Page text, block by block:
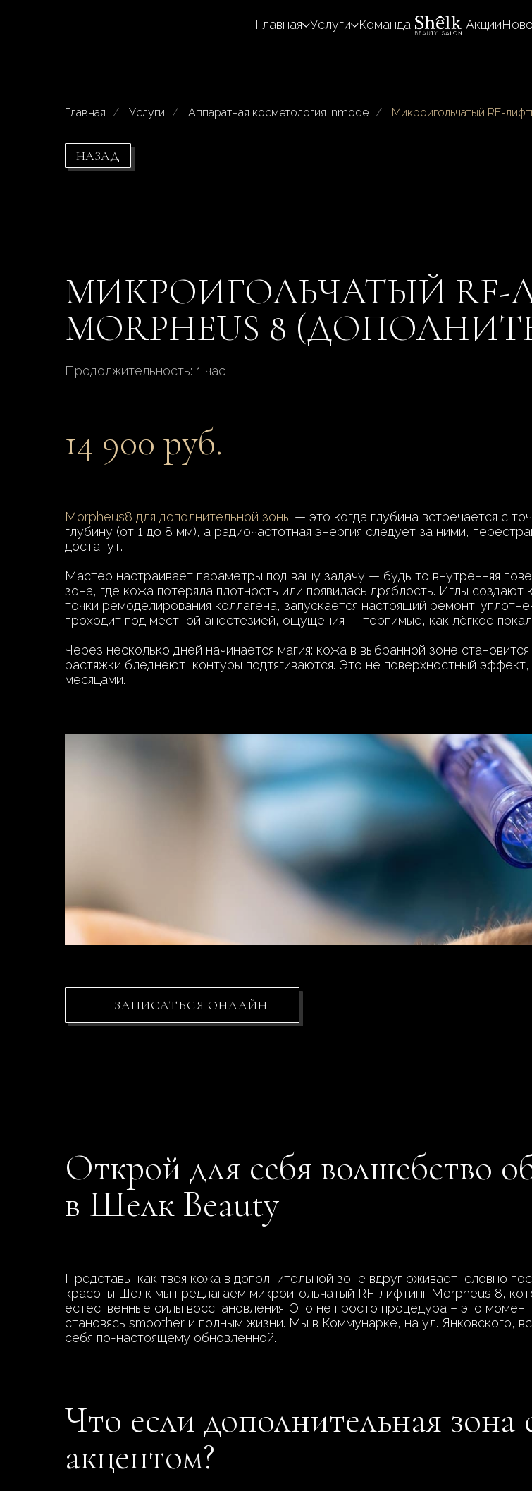
Главная Услуги Команда Акции
Главная / Услуги / Аппаратная косметология Inmode / Микроигольчатый RF-
НАЗАД
МИКРОИГОЛЬЧАТЫЙ
MORPHEUS 8
Продолжительность: 1 час
14 900 руб.
Morpheus8 для дополнительной зоны — это когда глубина встречается с
глубину (от 1 до 8 мм), а радиочастотная энергия следует за ними,
достанут.
Мастер настраивает параметры под вашу задачу — будь то внутренняя
зона, где кожа потеряла плотность или появилась дряблость. Иглы
точки ремоделирования коллагена, запускается настоящий ремонт:
проходит под местной анестезией, ощущения — терпимые, как лёгкое
Через несколько дней начинается магия: кожа в выбранной зоне
растяжки бледнеют, контуры подтягиваются. Это не поверхностный
месяцами.
ЗАПИСАТЬСЯ ОНЛАЙН
Открой для себя волшебство
в Шелк Beauty
Представь, как твоя кожа в дополнительной зоне вдруг оживает, словно
красоты Шелк мы предлагаем микроигольчатый RF-лифтинг Morpheus 8,
естественные силы восстановления. Это не просто процедура – это
становясь smoother и полным жизни. Мы в Коммунарке, на ул. Янковского,
себя по-настоящему обновленной.
Что если дополнительная
акцентом?